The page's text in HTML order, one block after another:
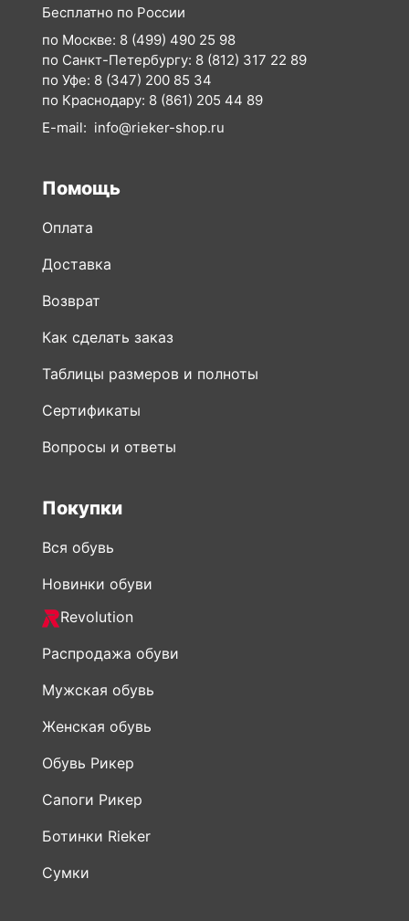
Бесплатно по России
по Москве: 8 (499) 490 25 98
по Санкт-Петербургу: 8 (812) 317 22 89
по Уфе: 8 (347) 200 85 34
по Краснодару: 8 (861) 205 44 89
E-mail: info@rieker-shop.ru
Помощь
Оплата
Доставка
Возврат
Как сделать заказ
Таблицы размеров и полноты
Сертификаты
Вопросы и ответы
Покупки
Вся обувь
Новинки обуви
Revolution
Распродажа обуви
Мужская обувь
Женская обувь
Обувь Рикер
Сапоги Рикер
Ботинки Rieker
Сумки